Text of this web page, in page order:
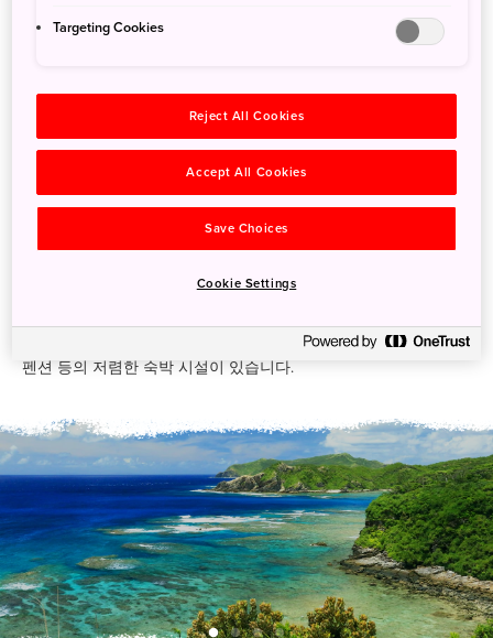
게라마 제도 주변의 산호 248개 종류에는 평평한 산호와 가지 모
라마 제도 주변의 바다로 이주해 오기 때문에 게라마 제도는 고래
를 구경하기에 제일 좋은 장소 중 하나입니다. 고래들은 13m~15m
길이로 몸무게는 30톤에 달합니다.
일반 페리가 게라마쇼토 제도를 오갑니다. 가장 빠른 보트는 도카
행되고 있습니다. 이 여러 섬에는 다이빙 상점과 더불어 민슈쿠와
펜션 등의 저렴한 숙박 시설이 있습니다.
Targeting Cookies
Reject All Cookies
Accept All Cookies
Save Choices
Cookie Settings